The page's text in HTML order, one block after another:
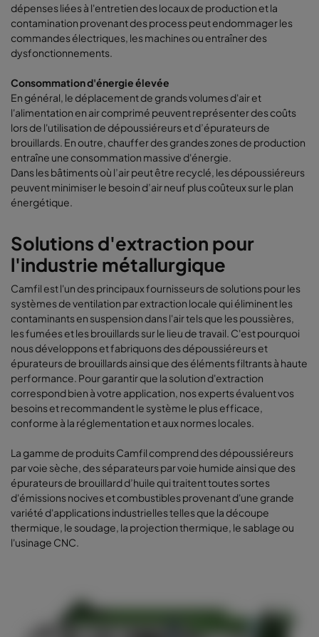
dépenses liées à l'entretien des locaux de production et la
contamination provenant des process peut endommager les
commandes électriques, les machines ou entraîner des
dysfonctionnements.
Consommation d'énergie élevée
En général, le déplacement de grands volumes d'air et
l'alimentation en air comprimé peuvent représenter des coûts
lors de l'utilisation de dépoussiéreurs et d’épurateurs de
brouillards. En outre, chauffer des grandes zones de production
entraîne une consommation massive d'énergie.
Dans les bâtiments où l’air peut être recyclé, les dépoussiéreurs
peuvent minimiser le besoin d’air neuf plus coûteux sur le plan
énergétique.
Solutions d'extraction pour
l'industrie métallurgique
Camfil est l'un des principaux fournisseurs de solutions pour les
systèmes de ventilation par extraction locale qui éliminent les
contaminants en suspension dans l'air tels que les poussières,
les fumées et les brouillards sur le lieu de travail. C'est pourquoi
nous développons et fabriquons des dépoussiéreurs et
épurateurs de brouillards ainsi que des éléments filtrants à haute
performance. Pour garantir que la solution d'extraction
correspond bien à votre application, nos experts évaluent vos
besoins et recommandent le système le plus efficace,
conforme à la réglementation et aux normes locales.
La gamme de produits Camfil comprend des dépoussiéreurs
par voie sèche, des séparateurs par voie humide ainsi que des
épurateurs de brouillard d’huile qui traitent toutes sortes
d'émissions nocives et combustibles provenant d'une grande
variété d'applications industrielles telles que la découpe
thermique, le soudage, la projection thermique, le sablage ou
l'usinage CNC.